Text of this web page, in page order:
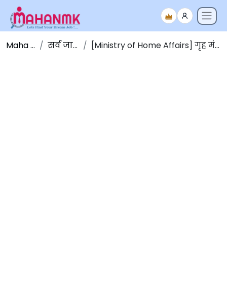
Maha NMK सर्व जाहिराती [Ministry of Home Affairs] गृह मंत्रालय भरती 2025